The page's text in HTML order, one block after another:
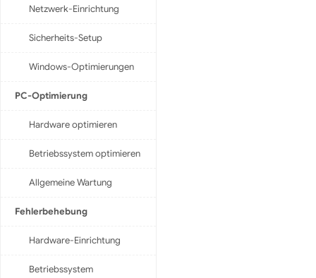
Netzwerk-Einrichtung
Sicherheits-Setup
Windows-Optimierungen
PC-Optimierung
Hardware optimieren
Betriebssystem optimieren
Allgemeine Wartung
Fehlerbehebung
Hardware-Einrichtung
Betriebssystem